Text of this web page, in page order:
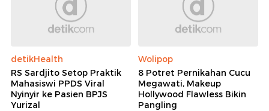
detikHealth
RS Sardjito Setop Praktik
Mahasiswi PPDS Viral
Nyinyir ke Pasien BPJS
Yurizal
Wolipop
8 Potret Pernikahan Cucu
Megawati, Makeup
Hollywood Flawless Bikin
Pangling